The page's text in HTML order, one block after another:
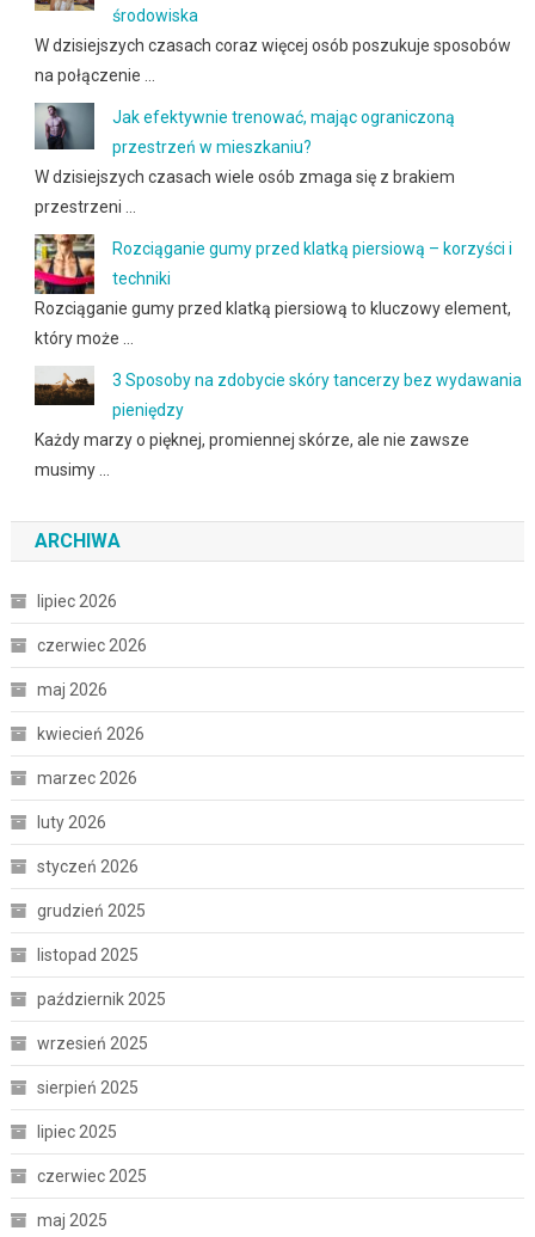
środowiska
W dzisiejszych czasach coraz więcej osób poszukuje sposobów
na połączenie …
Jak efektywnie trenować, mając ograniczoną
przestrzeń w mieszkaniu?
W dzisiejszych czasach wiele osób zmaga się z brakiem
przestrzeni …
Rozciąganie gumy przed klatką piersiową – korzyści i
techniki
Rozciąganie gumy przed klatką piersiową to kluczowy element,
który może …
3 Sposoby na zdobycie skóry tancerzy bez wydawania
pieniędzy
Każdy marzy o pięknej, promiennej skórze, ale nie zawsze
musimy …
ARCHIWA
lipiec 2026
czerwiec 2026
maj 2026
kwiecień 2026
marzec 2026
luty 2026
styczeń 2026
grudzień 2025
listopad 2025
październik 2025
wrzesień 2025
sierpień 2025
lipiec 2025
czerwiec 2025
maj 2025